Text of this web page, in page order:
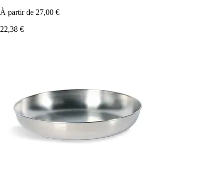
À partir de 27,00 €
22,38 €